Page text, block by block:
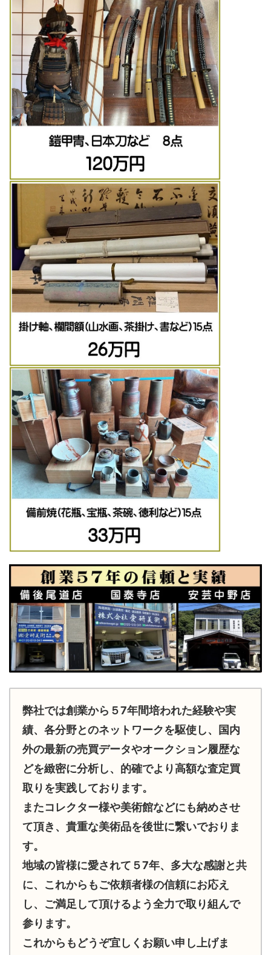
弊社では創業から５7年間培われた経験や実
績、各分野とのネットワークを駆使し、国内
外の最新の売買データやオークション履歴な
どを緻密に分析し、的確でより高額な査定買
取りを実践しております。
またコレクター様や美術館などにも納めさせ
て頂き、貴重な美術品を後世に繋いでおりま
す。
地域の皆様に愛されて５7年、多大な感謝と共
に、これからもご依頼者様の信頼にお応え
し、ご満足して頂けるよう全力で取り組んで
参ります。
これからもどうぞ宜しくお願い申し上げま